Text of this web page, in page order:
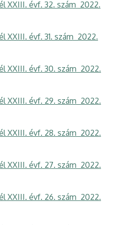
XXIII. évf. 32. szám 2022.
XXIII. évf. 31. szám 2022.
XXIII. évf. 30. szám 2022.
XXIII. évf. 29. szám 2022.
XXIII. évf. 28. szám 2022.
XXIII. évf. 27. szám 2022.
XXIII. évf. 26. szám 2022.